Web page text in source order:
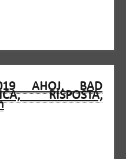
AHOJ, BAD
RISPOSTA,